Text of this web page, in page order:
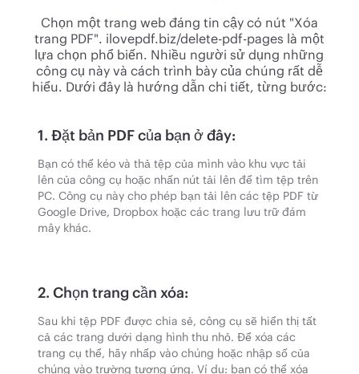
Chọn một trang web đáng tin cậy có nút "Xóa
trang PDF". ilovepdf.biz/delete-pdf-pages là một
lựa chọn phổ biến. Nhiều người sử dụng những
công cụ này và cách trình bày của chúng rất dễ
hiểu. Dưới đây là hướng dẫn chi tiết, từng bước:
1. Đặt bản PDF của bạn ở đây:
Bạn có thể kéo và thả tệp của mình vào khu vực tải
lên của công cụ hoặc nhấn nút tải lên để tìm tệp trên
PC. Công cụ này cho phép bạn tải lên các tệp PDF từ
Google Drive, Dropbox hoặc các trang lưu trữ đám
mây khác.
2. Chọn trang cần xóa:
Sau khi tệp PDF được chia sẻ, công cụ sẽ hiển thị tất
cả các trang dưới dạng hình thu nhỏ. Để xóa các
trang cụ thể, hãy nhấp vào chúng hoặc nhập số của
chúng vào trường tương ứng. Ví dụ: bạn có thể xóa